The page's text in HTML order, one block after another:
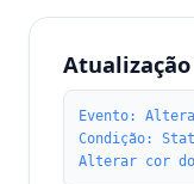
Evento:
Condição:
Alterar cor do